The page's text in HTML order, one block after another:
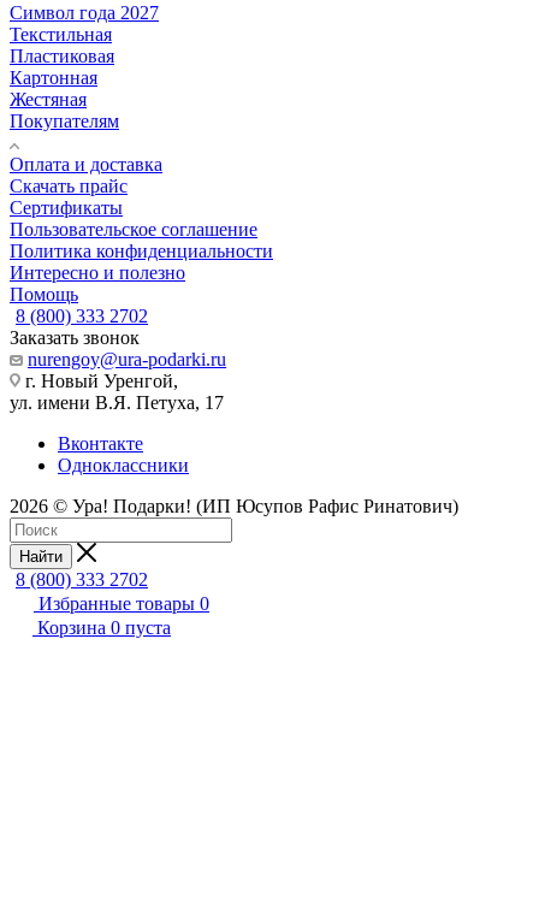
Символ года 2027
Текстильная
Пластиковая
Картонная
Жестяная
Покупателям
Оплата и доставка
Скачать прайс
Сертификаты
Пользовательское соглашение
Политика конфиденциальности
Интересно и полезно
Помощь
8 (800) 333 2702
Заказать звонок
nurengoy@ura-podarki.ru
г. Новый Уренгой,
ул. имени В.Я. Петуха, 17
Вконтакте
Одноклассники
2026 © Ура! Подарки! (ИП Юсупов Рафис Ринатович)
Найти
8 (800) 333 2702
Избранные товары 0
Корзина 0 пуста